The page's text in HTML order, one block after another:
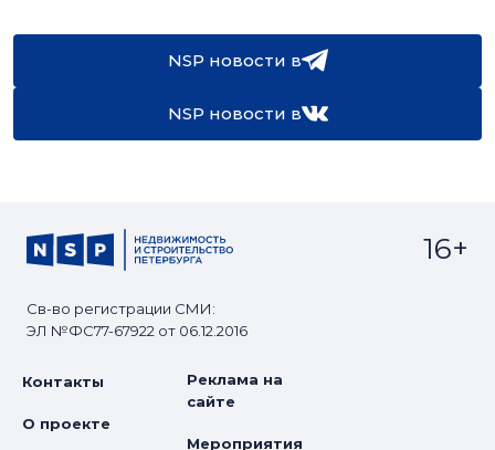
NSP новости в
NSP новости в
Св-во регистрации СМИ:
ЭЛ №ФС77-67922 от 06.12.2016
16+
Контакты
О проекте
Реклама на
сайте
Мероприятия